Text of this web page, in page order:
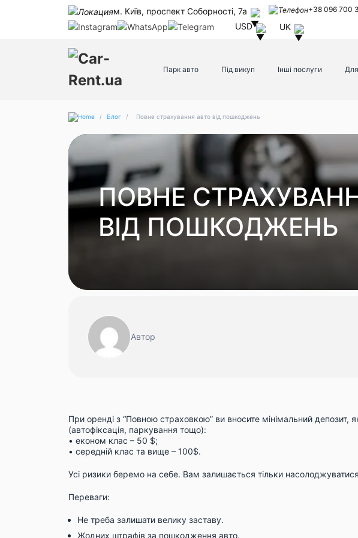
м. Київ, проспект Соборності, 7а +38 096 700
USD UK
Парк авто Під викуп Інші послуги
/ Блог / Повне страхування авто від пошкоджень
ПОВНЕ
ВІД ПОШКОДЖЕНЬ
Автор
При оренді з “Повною страховкою” ви вносите мінімальний
(автофіксація, паркування тощо):
• економ клас – 50 $;
• середній клас та вище – 100$.
Усі ризики беремо на себе. Вам залишається тільки
Переваги:
Не треба залишати велику заставу.
Жодних штрафів за пошкодження авто.